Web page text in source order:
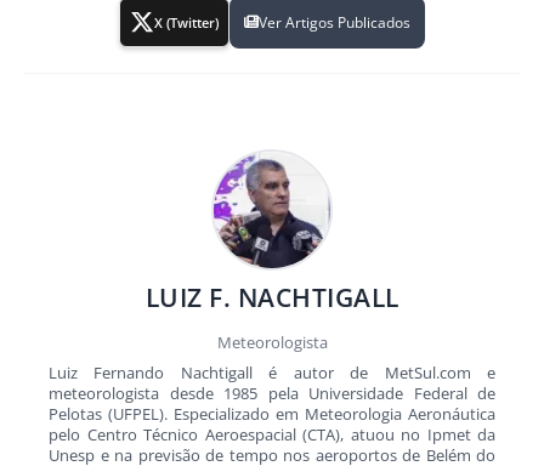
X (Twitter) Ver Artigos Publicados
LUIZ F. NACHTIGALL
Meteorologista
Luiz Fernando Nachtigall é autor de MetSul.com e
meteorologista desde 1985 pela Universidade Federal de
Pelotas (UFPEL). Especializado em Meteorologia Aeronáutica
pelo Centro Técnico Aeroespacial (CTA), atuou no Ipmet da
Unesp e na previsão de tempo nos aeroportos de Belém do